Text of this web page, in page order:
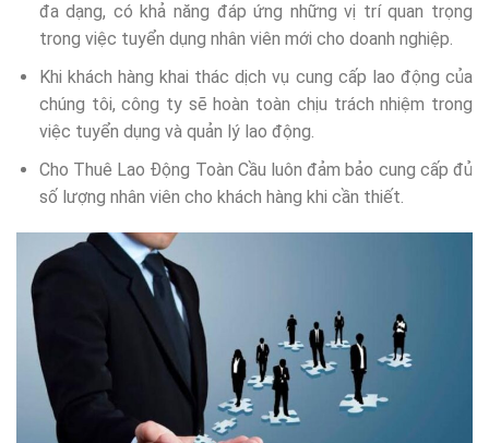
đa dạng, có khả năng đáp ứng những vị trí quan trọng
trong việc tuyển dụng nhân viên mới cho doanh nghiệp.
Khi khách hàng khai thác dịch vụ cung cấp lao động của
chúng tôi, công ty sẽ hoàn toàn chịu trách nhiệm trong
việc tuyển dụng và quản lý lao động.
Cho Thuê Lao Động Toàn Cầu luôn đảm bảo cung cấp đủ
số lượng nhân viên cho khách hàng khi cần thiết.